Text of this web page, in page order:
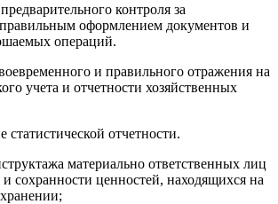
контроля за
оформлением документов и
операций.
и правильного отражения на
учета и отчетности хозяйственных
статистической отчетности.
материально ответственных лиц
сохранности ценностей, находящихся на